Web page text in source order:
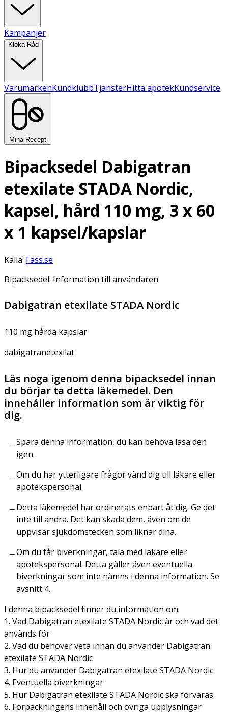
Kampanjer
Kloka Råd
VarumärkenKundklubbTjänsterHitta apotekKundservice
Mina Recept
Bipacksedel Dabigatran
etexilate STADA Nordic,
kapsel, hård 110 mg, 3 x 60
x 1 kapsel/kapslar
Källa: Fass.se
Bipacksedel: Information till användaren
Dabigatran etexilate STADA Nordic
110 mg hårda kapslar
dabigatranetexilat
Läs noga igenom denna bipacksedel innan
du börjar ta detta läkemedel. Den
innehåller information som är viktig för
dig.
Spara denna information, du kan behöva läsa den
igen.
Om du har ytterligare frågor vänd dig till läkare eller
apotekspersonal.
Detta läkemedel har ordinerats enbart åt dig. Ge det
inte till andra. Det kan skada dem, även om de
uppvisar sjukdomstecken som liknar dina.
Om du får biverkningar, tala med läkare eller
apotekspersonal. Detta gäller även eventuella
biverkningar som inte nämns i denna information. Se
avsnitt 4.
I denna bipacksedel finner du information om:
1. Vad Dabigatran etexilate STADA Nordic är och vad det
används för
2. Vad du behöver veta innan du använder Dabigatran
etexilate STADA Nordic
3. Hur du använder Dabigatran etexilate STADA Nordic
4. Eventuella biverkningar
5. Hur Dabigatran etexilate STADA Nordic ska förvaras
6. Förpackningens innehåll och övriga upplysningar